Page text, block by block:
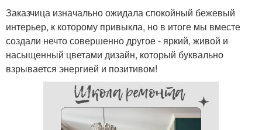
Заказчица изначально ожидала спокойный бежевый
интерьер, к которому привыкла, но в итоге мы вместе
создали нечто совершенно другое - яркий, живой и
насыщенный цветами дизайн, который буквально
взрывается энергией и позитивом!